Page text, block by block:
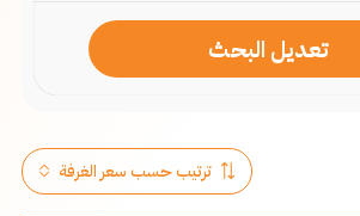
تعديل البحث